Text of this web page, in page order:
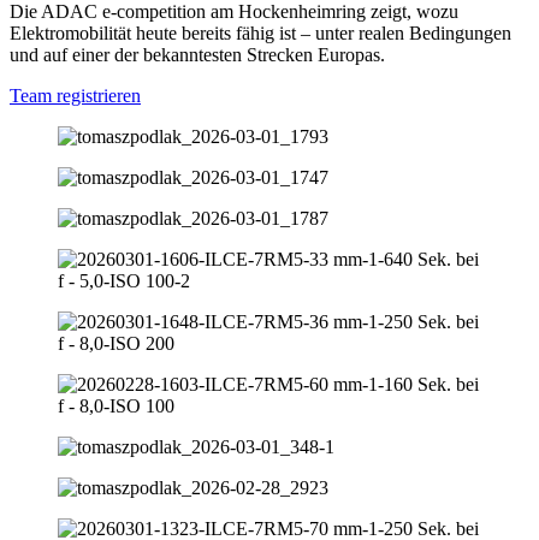
Die ADAC e‑competition am Hockenheimring zeigt, wozu
Elektromobilität heute bereits fähig ist – unter realen Bedingungen
und auf einer der bekanntesten Strecken Europas.
Team registrieren